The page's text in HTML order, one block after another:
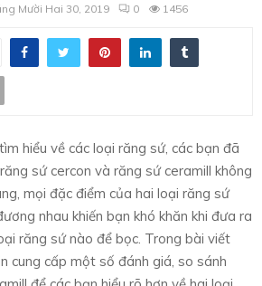
Mười Hai 30, 2019 0 1456
hiểu về các loại răng sứ, các bạn đã
sứ cercon và răng sứ ceramill không
mọi đặc điểm của hai loại răng sứ
nhau khiến bạn khó khăn khi đưa ra
răng sứ nào để bọc. Trong bài viết
cung cấp một số đánh giá, so sánh